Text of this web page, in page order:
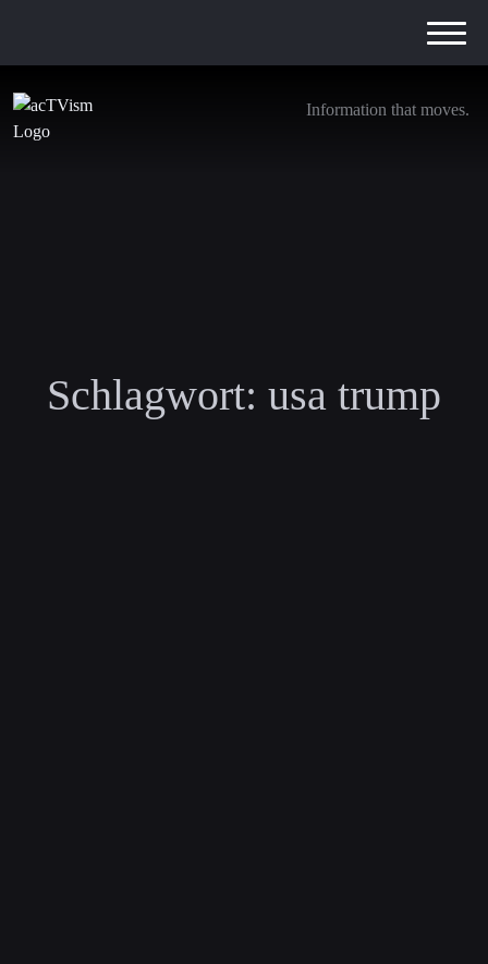
Information that moves.
Schlagwort: usa trump